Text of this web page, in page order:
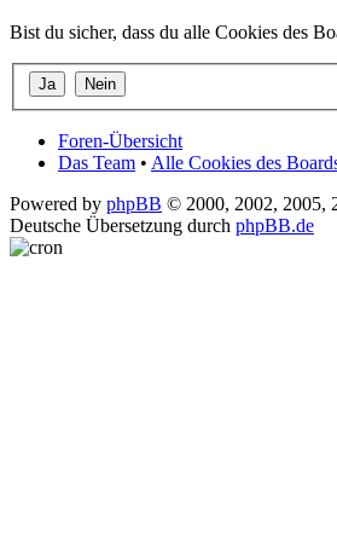
Bist du sicher, dass du alle Cookies des
Foren-Übersicht
Das Team • Alle Cookies des
Powered by phpBB © 2000, 2002, 2005,
Deutsche Übersetzung durch phpBB.de